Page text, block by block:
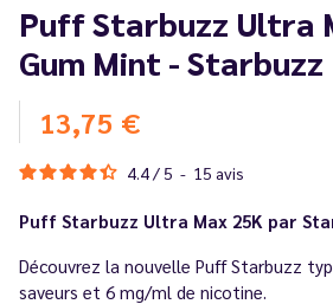
Puff Starbuzz Ultra
Gum Mint - Starbuzz
13,75 €
4.4/ 5 - 15 avis
Puff Starbuzz Ultra Max 25K par
Découvrez la nouvelle Puff Starbuzz
saveurs et 6 mg/ml de nicotine.